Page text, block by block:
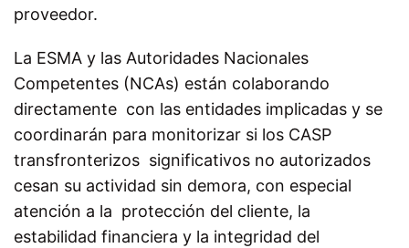
proveedor.
La ESMA y las Autoridades Nacionales
Competentes (NCAs) están colaborando
directamente con las entidades implicadas y se
coordinarán para monitorizar si los CASP
transfronterizos significativos no autorizados
cesan su actividad sin demora, con especial
atención a la protección del cliente, la
estabilidad financiera y la integridad del